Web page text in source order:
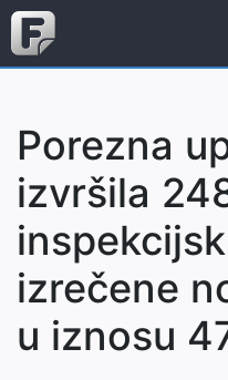
Porezna
izvršila
izrečene
u iznosu